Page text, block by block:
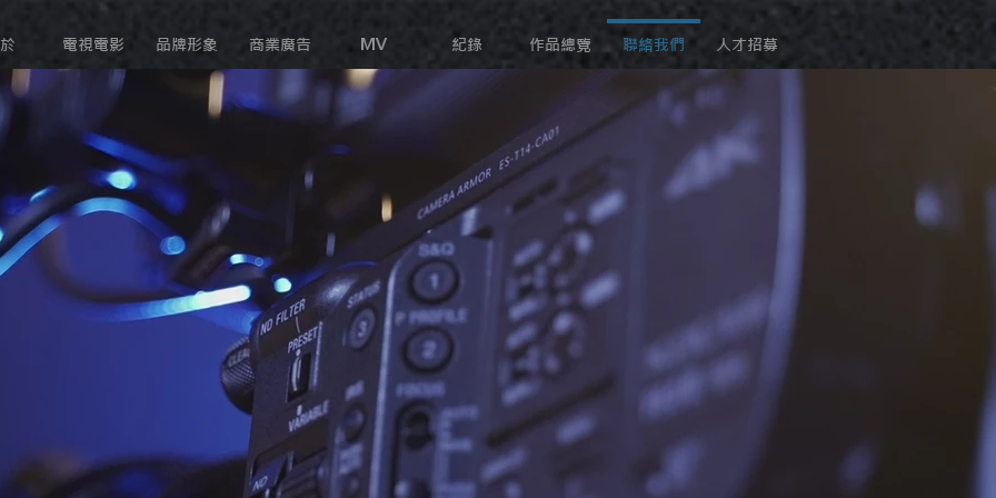
電視電影 品牌形象 商業廣告 MV 紀錄 作品總覽 聯絡我們 人才招募
備註：請勿透過此表單提出
招募相關
問題，若有相關問題，請
您好，很高興能為您服務，
什麼事項是星起能協助您的呢？
例：影片報價洽詢、方案諮詢...等
歡迎您藉由以下表單提問，
將盡快
回復您！